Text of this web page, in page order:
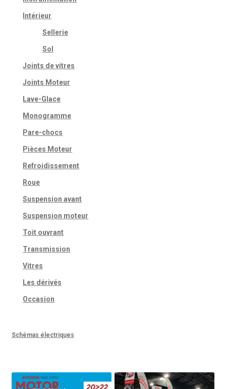
Intérieur
Sellerie
Sol
Joints de vitres
Joints Moteur
Lave-Glace
Monogramme
Pare-chocs
Pièces Moteur
Refroidissement
Roue
Suspension avant
Suspension moteur
Toit ouvrant
Transmission
Vitres
Les dérivés
Occasion
Schémas électriques